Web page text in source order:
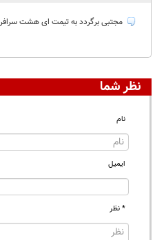
مجتبی برگردد به تیمت ای هشت
نظر شما
نام
ایمیل
* نظر